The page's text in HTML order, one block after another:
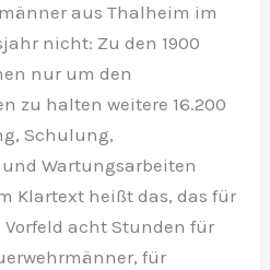
aus Thalheim im
nicht: Zu den 1900
nur um den
zu halten weitere 16.200
Schulung,
Wartungsarbeiten
Klartext heißt das, das für
acht Stunden für
für